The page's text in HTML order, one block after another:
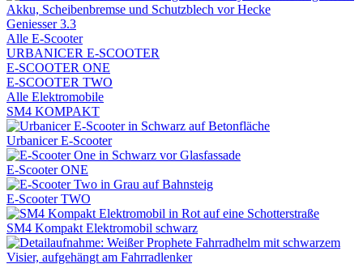
Geniesser 3.3
Alle E-Scooter
URBANICER E-SCOOTER
E-SCOOTER ONE
E-SCOOTER TWO
Alle Elektromobile
SM4 KOMPAKT
Urbanicer E-Scooter
E-Scooter ONE
E-Scooter TWO
SM4 Kompakt Elektromobil schwarz